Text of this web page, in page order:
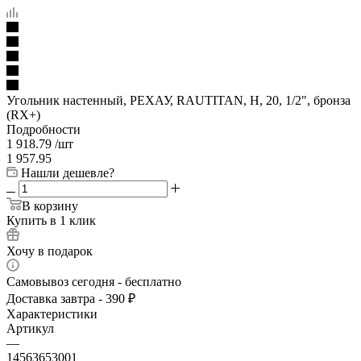
Угольник настенный, РЕХАУ, RAUTITAN, Н, 20, 1/2", бронза
(RX+)
Подробности
1 918.79 /шт
1 957.95
Нашли дешевле?
В корзину
Купить в 1 клик
Хочу в подарок
Самовывоз сегодня - бесплатно
Доставка завтра - 390 ₽
Характеристики
Артикул
—
14563653001